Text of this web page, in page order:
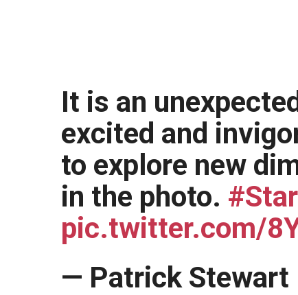
It is an
excited and
to explore new
in the photo.
pic.twitter.com/
— Patrick Stewart